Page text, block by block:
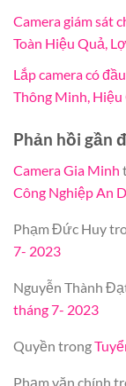
Camera giám sát
Toàn Hiệu Quả,
Lắp camera có
Thông Minh, Hiệu
Phản hồi gần
Camera Gia Minh
Công Nghiệp An
Phạm Đức Huy
7- 2023
Nguyễn Thành
tháng 7- 2023
Quyền trong
Phạm văn chính